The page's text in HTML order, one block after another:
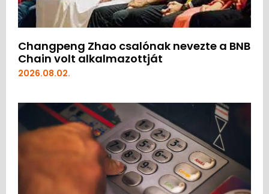
Changpeng Zhao csalónak nevezte a BNB
Chain volt alkalmazottját
2026.08.02.